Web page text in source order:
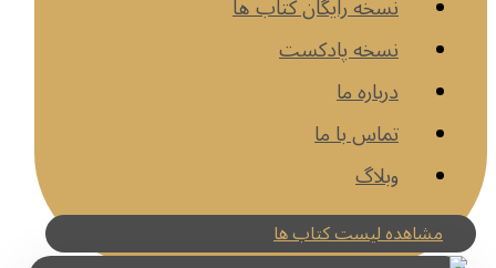
نسخه پادکست
درباره ما
تماس با ما
وبلاگ
مشاهده لیست کتاب ها